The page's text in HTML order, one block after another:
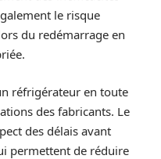
le risque
du redémarrage en
réfrigérateur en toute
des fabricants. Le
des délais avant
permettent de réduire